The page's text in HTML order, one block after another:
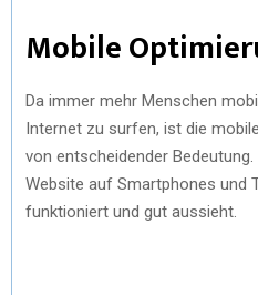
Mobile
Da immer mehr Menschen
Internet zu surfen, ist die
von entscheidender
Website auf Smartphones und
funktioniert und gut aussieht.